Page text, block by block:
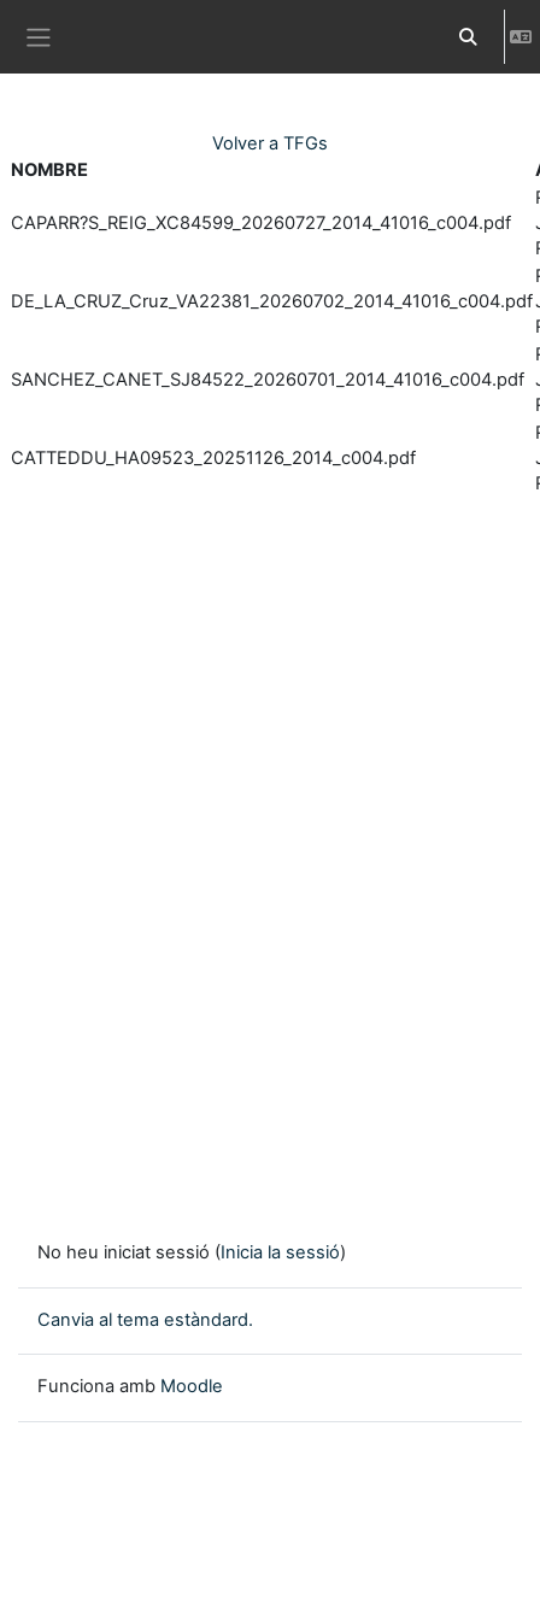
Volver a TFGs
NOMBRE
CAPARR?S_REIG_XC84599_20260727_2014_41016_c004.pdf
DE_LA_CRUZ_Cruz_VA22381_20260702_2014_41016_c004.pdf
SANCHEZ_CANET_SJ84522_20260701_2014_41016_c004.pdf
CATTEDDU_HA09523_20251126_2014_c004.pdf
No heu iniciat sessió (Inicia la sessió)
Canvia al tema estàndard.
Funciona amb Moodle